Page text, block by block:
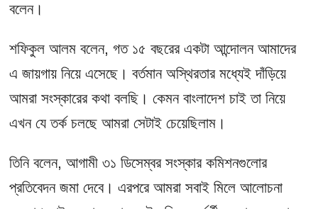
বলেন।
শফিকুল আলম বলেন, গত ১৫ বছরের একটা আন্দোলন আমাদের
এ জায়গায় নিয়ে এসেছে। বর্তমান অস্থিরতার মধ্যেই দাঁড়িয়ে
আমরা সংস্কারের কথা বলছি। কেমন বাংলাদেশ চাই তা নিয়ে
এখন যে তর্ক চলছে আমরা সেটাই চেয়েছিলাম।
তিনি বলেন, আগামী ৩১ ডিসেম্বর সংস্কার কমিশনগুলোর
প্রতিবেদন জমা দেবে। এরপরে আমরা সবাই মিলে আলোচনা